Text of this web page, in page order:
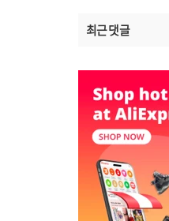
최근 댓글